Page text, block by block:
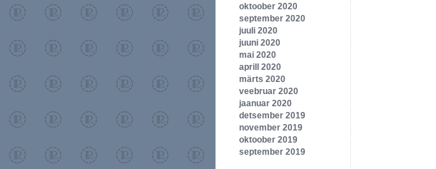
oktoober 2020
september 2020
juuli 2020
juuni 2020
mai 2020
aprill 2020
märts 2020
veebruar 2020
jaanuar 2020
detsember 2019
november 2019
oktoober 2019
september 2019